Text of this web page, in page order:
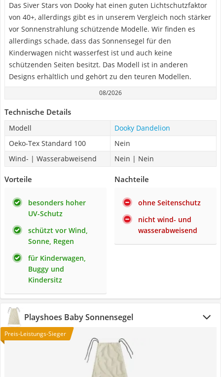
Das Siver Stars von Dooky hat einen guten Lichtschutzfaktor
von 40+, allerdings gibt es in unserem Vergleich noch stärker
vor Sonnenstrahlung schützende Modelle. Wir finden es
allerdings schade, dass das Sonnensegel für den
Kinderwagen nicht wasserfest ist und auch keine
schützenden Seiten besitzt. Das Modell ist in anderen
Designs erhältlich und gehört zu den teuren Modellen.
08/2026
Technische Details
Modell
Dooky Dandelion
Oeko-Tex Standard 100
Nein
Wind- | Wasserabweisend
Nein | Nein
Vorteile
besonders hoher
UV-Schutz
schützt vor Wind,
Sonne, Regen
für Kinderwagen,
Buggy und
Kindersitz
Nachteile
ohne Seitenschutz
nicht wind- und
wasserabweisend
Playshoes Baby Sonnensegel
Preis-Leistungs-Sieger